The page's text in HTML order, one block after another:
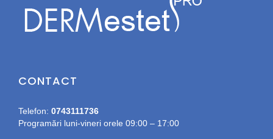
CONTACT
Telefon: 0743111736
Programări luni-vineri orele 09:00 – 17:00